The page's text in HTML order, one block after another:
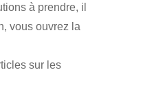
à prendre, il
vous ouvrez la
sur les